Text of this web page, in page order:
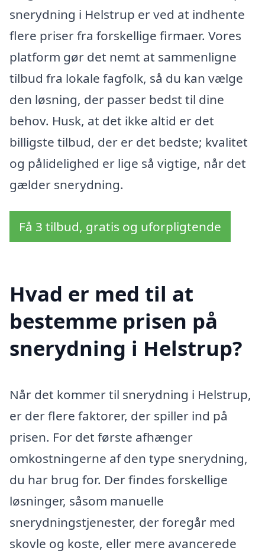
snerydning i Helstrup er ved at indhente
flere priser fra forskellige firmaer. Vores
platform gør det nemt at sammenligne
tilbud fra lokale fagfolk, så du kan vælge
den løsning, der passer bedst til dine
behov. Husk, at det ikke altid er det
billigste tilbud, der er det bedste; kvalitet
og pålidelighed er lige så vigtige, når det
gælder snerydning.
Få 3 tilbud, gratis og uforpligtende
Hvad er med til at
bestemme prisen på
snerydning i Helstrup?
Når det kommer til snerydning i Helstrup,
er der flere faktorer, der spiller ind på
prisen. For det første afhænger
omkostningerne af den type snerydning,
du har brug for. Der findes forskellige
løsninger, såsom manuelle
snerydningstjenester, der foregår med
skovle og koste, eller mere avancerede